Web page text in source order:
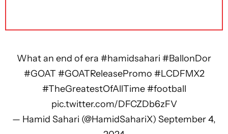
What an end of era #hamidsahari #BallonDor
#GOAT #GOATReleasePromo #LCDFMX2
#TheGreatestOfAllTime #football
pic.twitter.com/DFCZDb6zFV
— Hamid Sahari (@HamidSahariX) September 4,